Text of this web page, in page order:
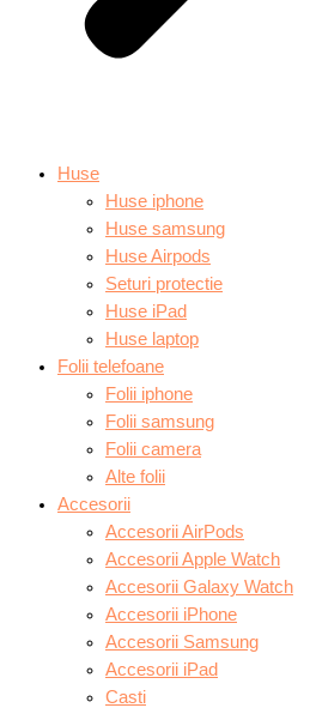
Huse
Huse iphone
Huse samsung
Huse Airpods
Seturi protectie
Huse iPad
Huse laptop
Folii telefoane
Folii iphone
Folii samsung
Folii camera
Alte folii
Accesorii
Accesorii AirPods
Accesorii Apple Watch
Accesorii Galaxy Watch
Accesorii iPhone
Accesorii Samsung
Accesorii iPad
Casti